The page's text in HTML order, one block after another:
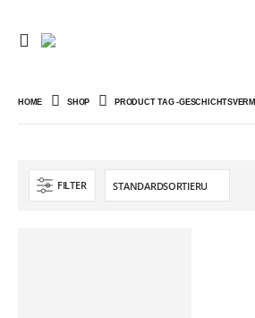
HOME SHOP PRODUCT TAG -
FILTER